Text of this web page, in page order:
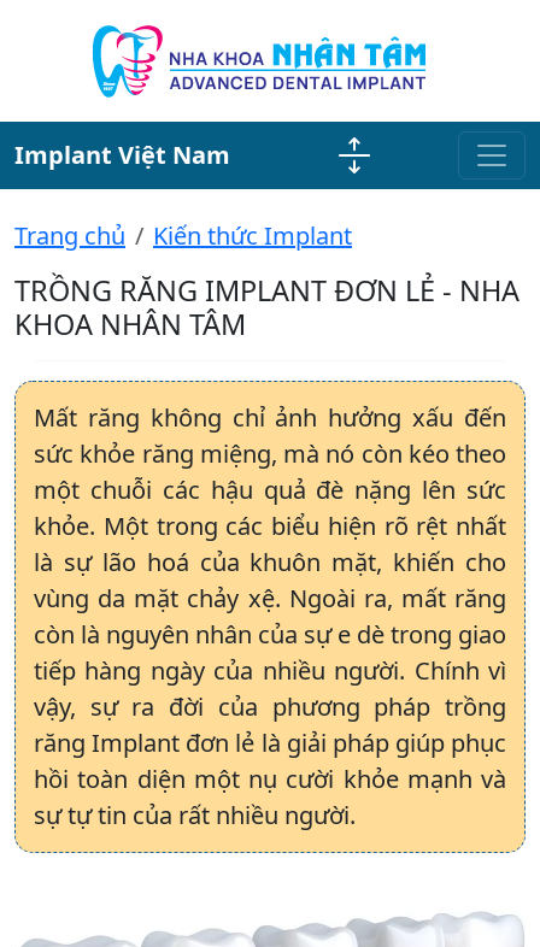
Implant Việt Nam
Trang chủ Kiến thức Implant
TRỒNG RĂNG IMPLANT ĐƠN LẺ - NHA
KHOA NHÂN TÂM
Mất răng không chỉ ảnh hưởng xấu đến
sức khỏe răng miệng, mà nó còn kéo theo
một chuỗi các hậu quả đè nặng lên sức
khỏe. Một trong các biểu hiện rõ rệt nhất
là sự lão hoá của khuôn mặt, khiến cho
vùng da mặt chảy xệ. Ngoài ra, mất răng
còn là nguyên nhân của sự e dè trong giao
tiếp hàng ngày của nhiều người. Chính vì
vậy, sự ra đời của phương pháp trồng
răng Implant đơn lẻ là giải pháp giúp phục
hồi toàn diện một nụ cười khỏe mạnh và
sự tự tin của rất nhiều người.